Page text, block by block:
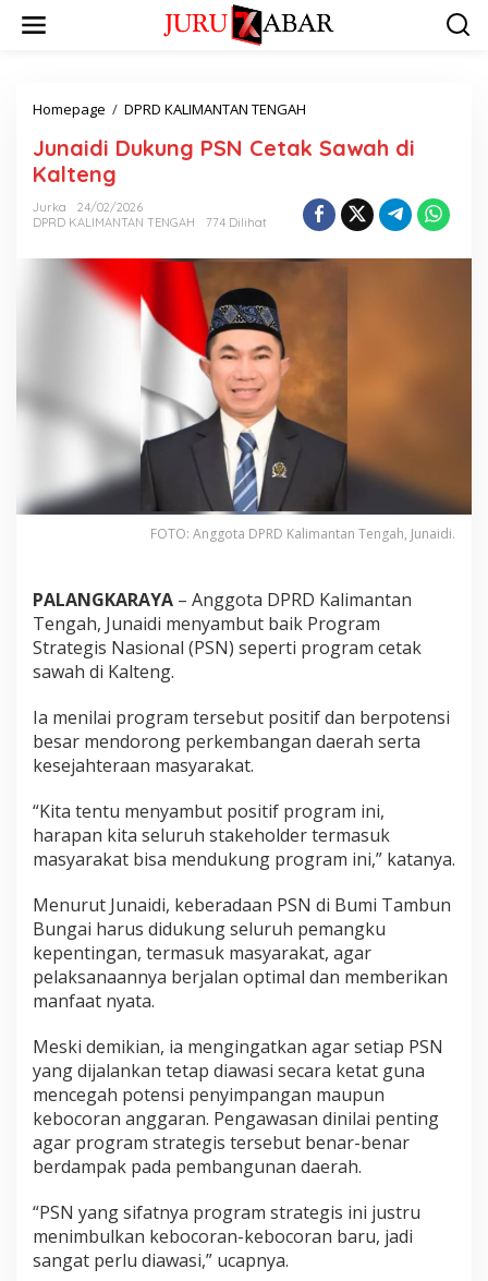
Homepage / DPRD KALIMANTAN TENGAH
Junaidi Dukung PSN Cetak Sawah di
Kalteng
Jurka
24/02/2026
DPRD KALIMANTAN TENGAH
774 Dilihat
FOTO: Anggota DPRD Kalimantan Tengah, Junaidi.
PALANGKARAYA – Anggota DPRD Kalimantan
Tengah, Junaidi menyambut baik Program
Strategis Nasional (PSN) seperti program cetak
sawah di Kalteng.
Ia menilai program tersebut positif dan berpotensi
besar mendorong perkembangan daerah serta
kesejahteraan masyarakat.
“Kita tentu menyambut positif program ini,
harapan kita seluruh stakeholder termasuk
masyarakat bisa mendukung program ini,” katanya.
Menurut Junaidi, keberadaan PSN di Bumi Tambun
Bungai harus didukung seluruh pemangku
kepentingan, termasuk masyarakat, agar
pelaksanaannya berjalan optimal dan memberikan
manfaat nyata.
Meski demikian, ia mengingatkan agar setiap PSN
yang dijalankan tetap diawasi secara ketat guna
mencegah potensi penyimpangan maupun
kebocoran anggaran. Pengawasan dinilai penting
agar program strategis tersebut benar-benar
berdampak pada pembangunan daerah.
“PSN yang sifatnya program strategis ini justru
menimbulkan kebocoran-kebocoran baru, jadi
sangat perlu diawasi,” ucapnya.